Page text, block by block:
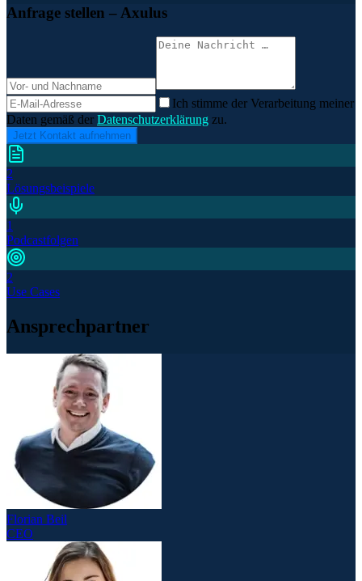
Anfrage stellen – Axulus
Ich stimme der Verarbeitung meiner
Daten gemäß der Datenschutzerklärung zu.
Jetzt Kontakt aufnehmen
2
Lösungsbeispiele
1
Podcastfolgen
2
Use Cases
Ansprechpartner
Florian Beil
CEO